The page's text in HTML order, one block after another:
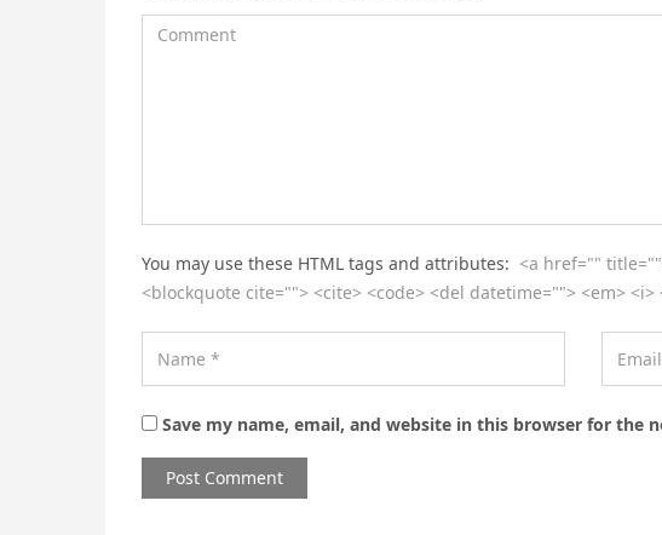
You may use these HTML tags and attributes: <a href=""
<blockquote cite=""> <cite> <code> <del datetime=""> <em>
Save my name, email, and website in this browser for the